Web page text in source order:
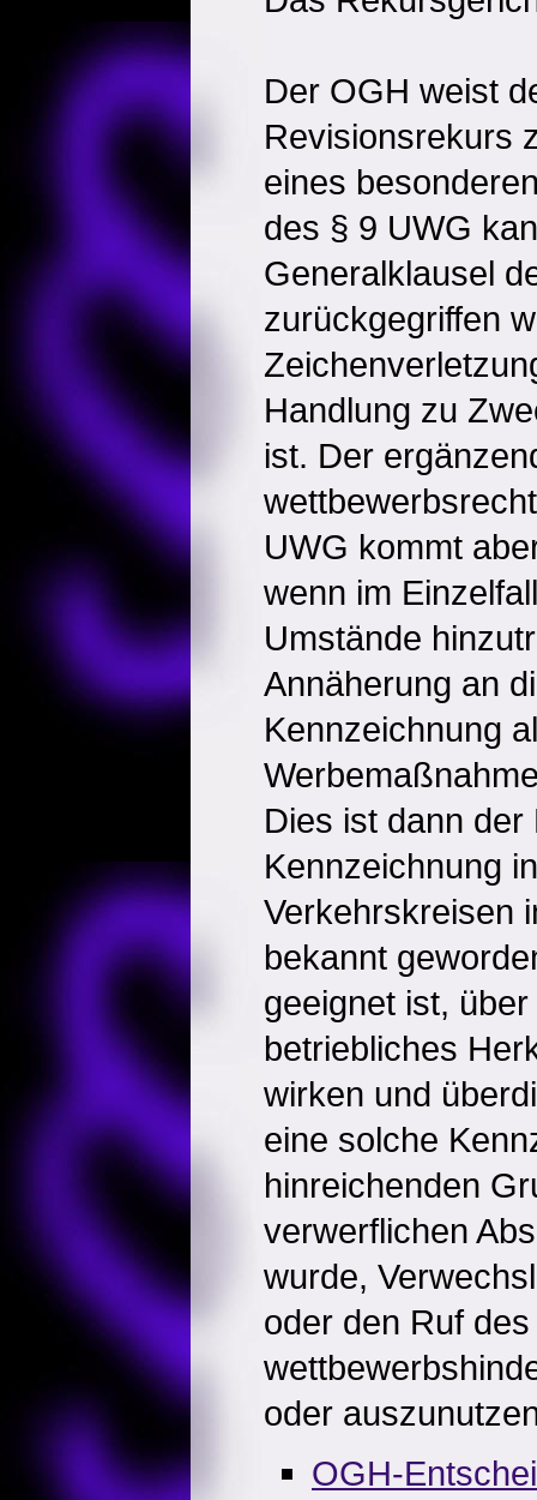
Der OGH weist
Revisionsrekurs
eines
des § 9 UWG
Generalklausel
zurückgegriffen
Handlung zu
ist. Der
UWG kommt
wenn im
Umstände
Annäherung an
Kennzeichnung
Dies ist dann der
Kennzeichnung
Verkehrskreisen
bekannt
geeignet ist,
betriebliches
wirken und
eine solche
hinreichenden
verwerflichen
wurde,
oder den Ruf
oder
OGH-